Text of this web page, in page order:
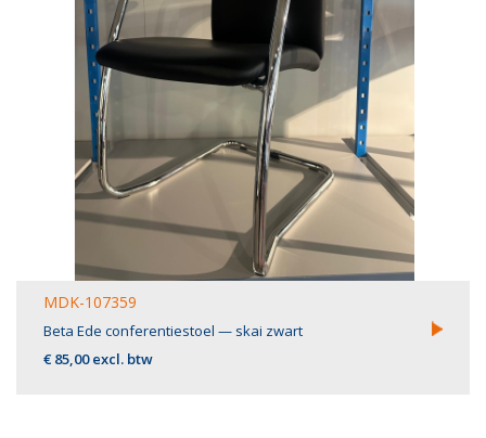
MDK-107359
Beta Ede conferentiestoel — skai zwart
€ 85,00 excl. btw